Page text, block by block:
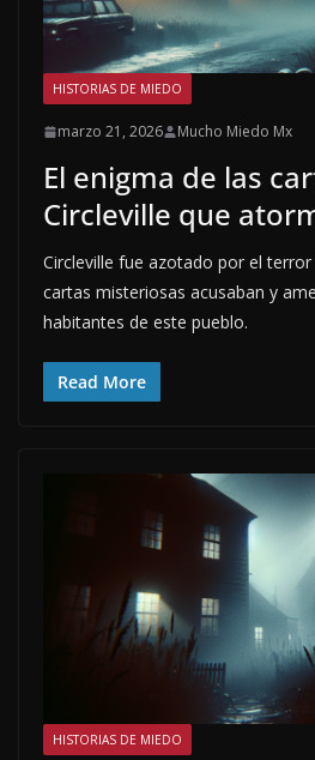
HISTORIAS DE MIEDO
marzo 21, 2026 Mucho Miedo Mx
El enigma de las
Circleville que
Circleville fue azotado por el
cartas misteriosas acusaban y
habitantes de este pueblo.
Read More
HISTORIAS DE MIEDO